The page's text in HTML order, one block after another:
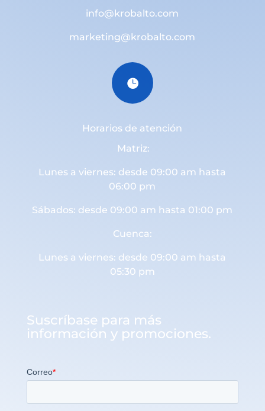
info@krobalto.com
marketing@krobalto.com

Horarios de atención
Matriz:
Lunes a viernes: desde 09:00 am hasta
06:00 pm
Sábados: desde 09:00 am hasta 01:00 pm
Cuenca:
Lunes a viernes: desde 09:00 am hasta
05:30 pm
Suscríbase para más
información y promociones.